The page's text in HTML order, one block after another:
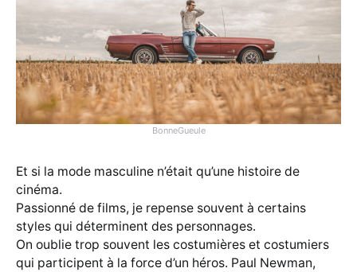
BonneGueule
Et si la mode masculine n’était qu’une histoire de
cinéma.
Passionné de films, je repense souvent à certains
styles qui déterminent des personnages.
On oublie trop souvent les costumières et costumiers
qui participent à la force d’un héros. Paul Newman,